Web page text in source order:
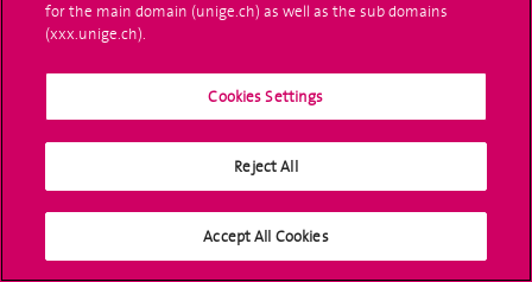
Médias sociaux
24 rue du Général-Dufour
1211 Genève 4
for the main domain (unige.ch) as well as the sub domains
(xxx.unige.ch).
Cookies Settings
Reject All
Accept All Cookies